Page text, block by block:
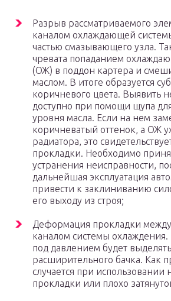
Разрыв рассматриваемого
каналом охлаждающей
частью смазывающего узла.
чревата попаданием
(ОЖ) в поддон картера и
маслом. В итоге образуется
коричневого цвета. Выявить
доступно при помощи щупа
уровня масла. Если на нем
коричневатый оттенок, а ОЖ
радиатора, это
прокладки. Необходимо
устранения неисправности,
дальнейшая эксплуатация
привести к заклиниванию
его выходу из строя;
Деформация прокладки
каналом системы
под давлением будет
расширительного бачка. Как
случается при использовании
прокладки или плохо